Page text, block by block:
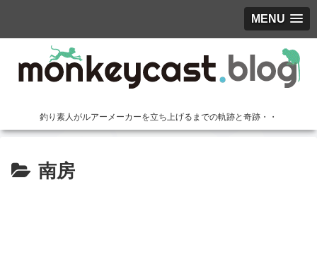
MENU
釣り素人がルアーメーカーを立ち上げるまでの軌跡と奇跡・・
南房